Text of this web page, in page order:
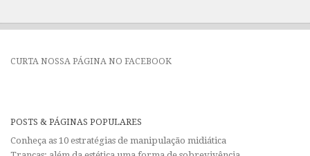
CURTA NOSSA PÁGINA NO FACEBOOK
POSTS & PÁGINAS POPULARES
Conheça as 10 estratégias de manipulação midiática